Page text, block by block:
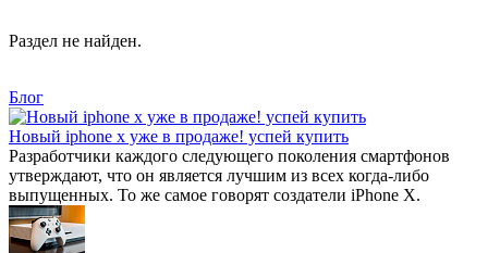
Раздел не найден.
Блог
Новый iphone x уже в продаже! успей купить
Разработчики каждого следующего поколения смартфонов
утверждают, что он является лучшим из всех когда-либо
выпущенных. То же самое говорят создатели iPhone X.